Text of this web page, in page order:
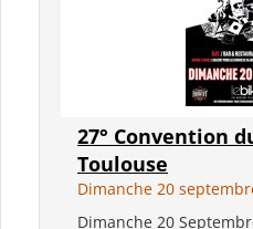
27° Convention
Toulouse
Dimanche 20
Dimanche 20